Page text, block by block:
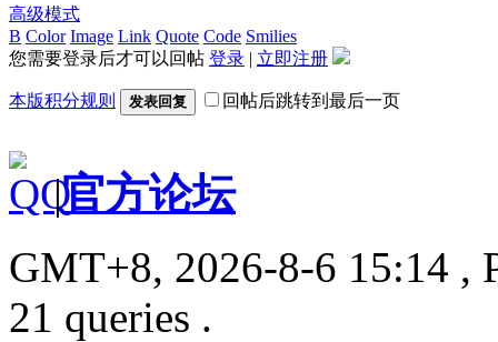
高级模式
B Color Image Link Quote Code Smilies
您需要登录后才可以回帖 登录 | 立即注册
本版积分规则 发表回复 回帖后跳转到最后一页
|官方论坛
GMT+8, 2026-8-6 15:14 ,
21 queries .